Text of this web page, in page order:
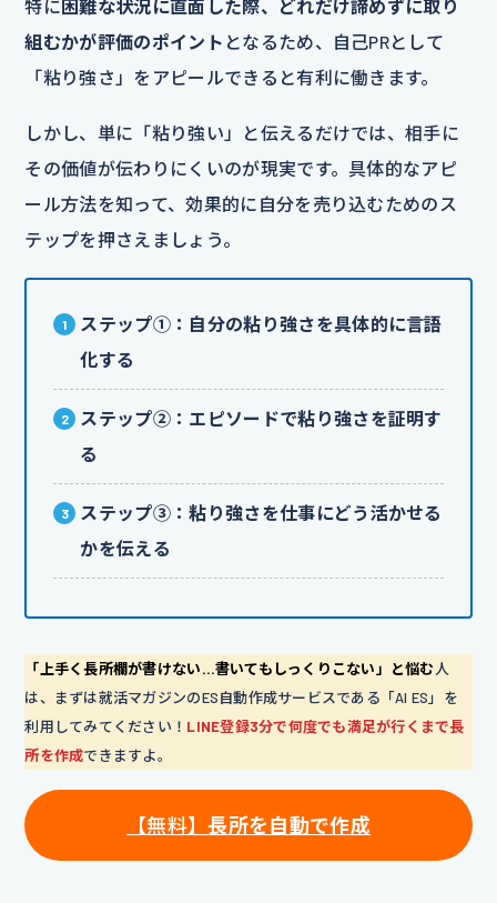
特に困難な状況に直面した際、どれだけ諦めずに取り
組むかが評価のポイント となるため、自己PRとして
「粘り強さ」をアピールできると有利に働きます。
しかし、単に「粘り強い」と伝えるだけでは、相手に
その価値が伝わりにくいのが現実です。具体的なアピ
ール方法を知って、効果的に自分を売り込むためのス
テップを押さえましょう。
ステップ①：自分の粘り強さを具体的に言語
化する
ステップ②：エピソードで粘り強さを証明す
る
ステップ③：粘り強さを仕事にどう活かせる
かを伝える
「上手く長所欄が書けない…書いてもしっくりこない」と悩む 人
は、まずは就活マガジンのES自動作成サービスである「AI ES」を
利用してみてください！ LINE登録3分で何度でも満足が行くまで長
所を作成できますよ。
【無料】長所を自動で作成